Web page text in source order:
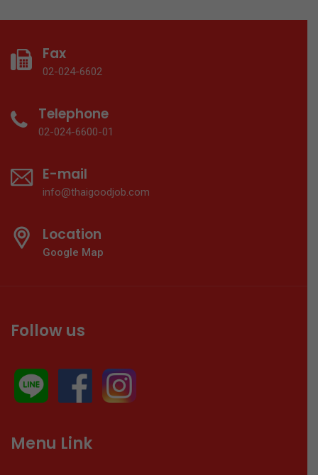
Fax
02-024-6602
Telephone
02-024-6600-01
E-mail
info@thaigoodjob.com
Location
Google Map
Follow us
Menu Link